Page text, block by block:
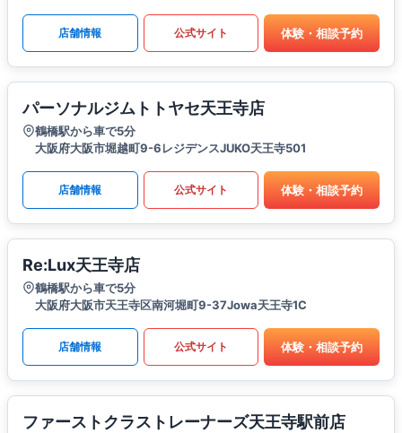
店舗情報 公式サイト 体験・相談予約
パーソナルジムトトヤセ天王寺店
鶴橋駅から車で5分
大阪府大阪市堀越町9-6レジデンスJUKO天王寺501
店舗情報 公式サイト 体験・相談予約
Re:Lux天王寺店
鶴橋駅から車で5分
大阪府大阪市天王寺区南河堀町9-37Jowa天王寺1C
店舗情報 公式サイト 体験・相談予約
ファーストクラストレーナーズ天王寺駅前店